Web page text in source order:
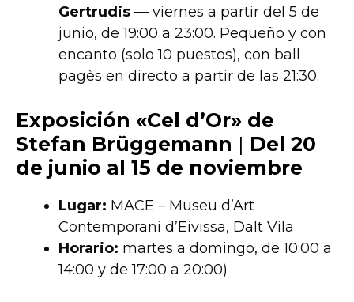
Gertrudis — viernes a partir del 5 de
junio, de 19:00 a 23:00. Pequeño y con
encanto (solo 10 puestos), con ball
pagès en directo a partir de las 21:30.
Exposición «Cel d’Or» de
Stefan Brüggemann | Del 20
de junio al 15 de noviembre
Lugar: MACE – Museu d’Art
Contemporani d’Eivissa, Dalt Vila
Horario: martes a domingo, de 10:00 a
14:00 y de 17:00 a 20:00)